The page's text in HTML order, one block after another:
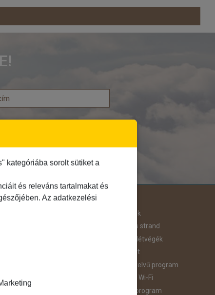
Hegyvidék
Homokos strand
Hosszú Hétvégék
Húsvéti út
idegennyelvű program
Ingyenes Wi-Fi
Intenzív program
kategóriába sorolt sütiket a
és releváns tartalmakat és
Az adatkezelési